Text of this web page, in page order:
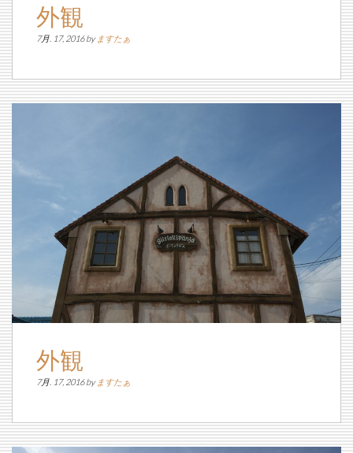
外観
7月. 17, 2016 by ますたぁ
外観
7月. 17, 2016 by ますたぁ